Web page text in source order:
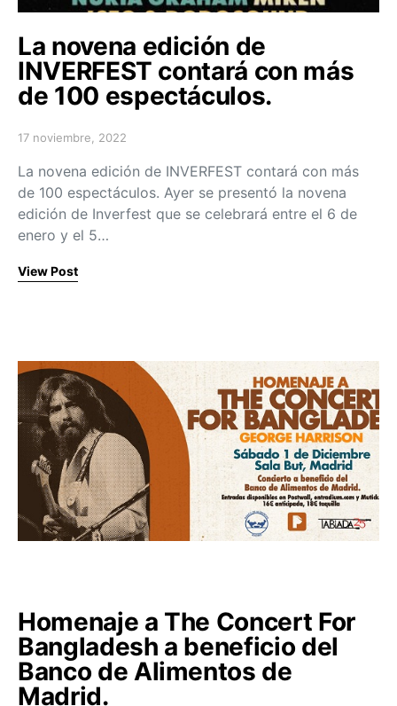
La novena edición de
INVERFEST contará con más
de 100 espectáculos.
Posted on
17 noviembre, 2022
La novena edición de INVERFEST contará con más
de 100 espectáculos. Ayer se presentó la novena
edición de Inverfest que se celebrará entre el 6 de
enero y el 5…
View Post
Homenaje a The Concert For
Bangladesh a beneficio del
Banco de Alimentos de
Madrid.